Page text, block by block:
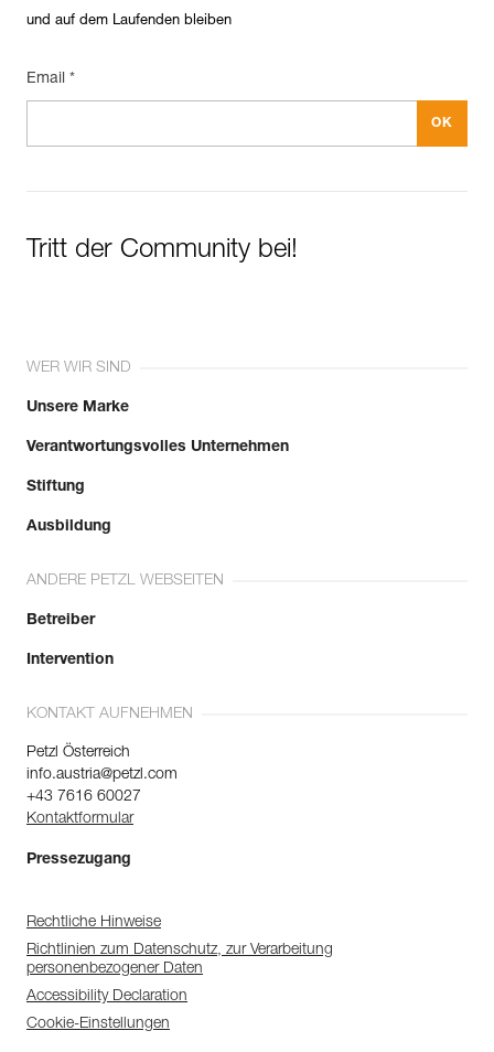
und auf dem Laufenden bleiben
Email *
Tritt der Community bei!
WER WIR SIND
Unsere Marke
Verantwortungsvolles Unternehmen
Stiftung
Ausbildung
ANDERE PETZL WEBSEITEN
Betreiber
Intervention
KONTAKT AUFNEHMEN
Petzl Österreich
info.austria@petzl.com
+43 7616 60027
Kontaktformular
Pressezugang
Rechtliche Hinweise
Richtlinien zum Datenschutz, zur Verarbeitung
personenbezogener Daten
Accessibility Declaration
Cookie-Einstellungen